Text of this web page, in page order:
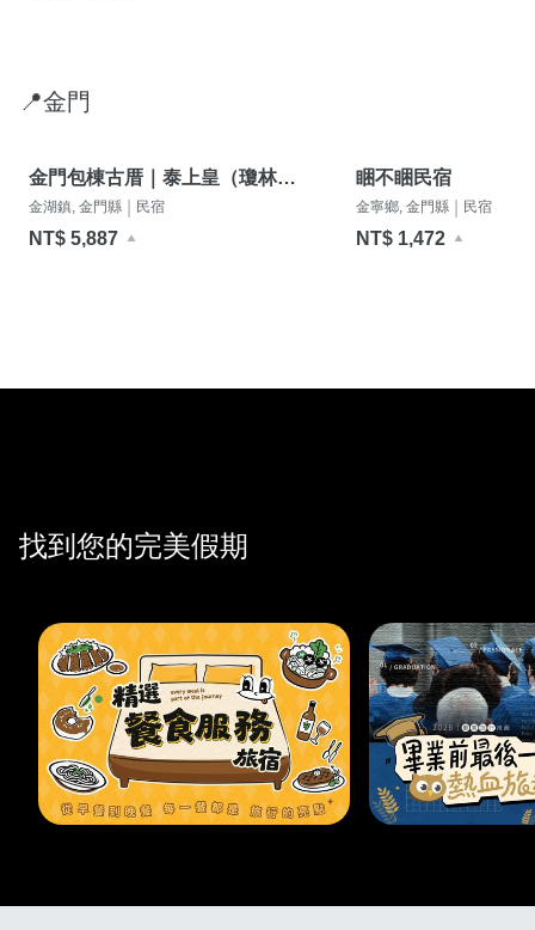
📍金門
金門包棟古厝｜泰上皇（瓊林古
巷道導覽）
金湖鎮, 金門縣 民宿
NT$ 5,887
睏不睏民宿
金寧鄉, 金門縣 民宿
NT$ 1,472
找到您的完美假期